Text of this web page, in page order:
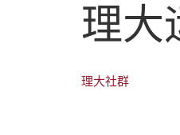
理大
理大社群